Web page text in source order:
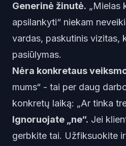
Generinė žinutė. „Mielas
apsilankyti“ niekam
vardas, paskutinis vizitas,
pasiūlymas.
Nėra konkretaus
mums“ - tai per daug
konkretų laiką: „Ar tinka
Ignoruojate „ne“. Jei
gerbkite tai. Užfiksuokite